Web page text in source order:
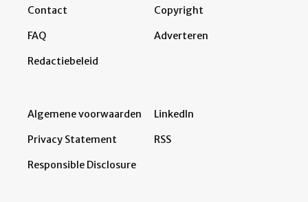
Contact
FAQ
Redactiebeleid
Copyright
Adverteren
Algemene voorwaarden
Privacy Statement
Responsible Disclosure
LinkedIn
RSS